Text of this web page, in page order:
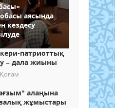
аясында
кездесу
патриоттық
– дала жиыны
Қоғам
алаңына
жұмыстары